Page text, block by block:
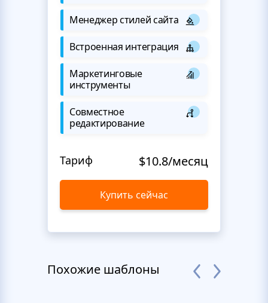
Менеджер стилей сайта
Встроенная интеграция
Маркетинговые
инструменты
Совместное
редактирование
Тариф $10.8/месяц
Купить сейчас
Похожие шаблоны